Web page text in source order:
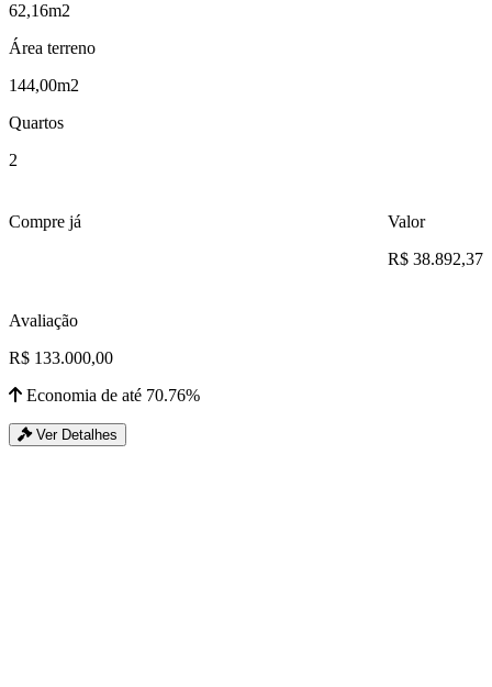
62,16m2
Área terreno
144,00m2
Quartos
2
Compre já
Valor
R$ 38.892,37
Avaliação
R$ 133.000,00
Economia de até 70.76%
Ver Detalhes